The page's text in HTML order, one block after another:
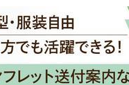
！気になるお仕事
問い合わせくだ
る方へ】
問い合わせは 「掲